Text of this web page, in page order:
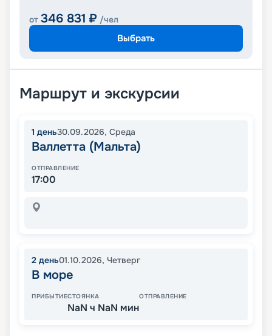
от 346 831 ₽ /чел
Выбрать
Маршрут и экскурсии
1 день30.09.2026, Среда
Валлетта (Мальта)
ОТПРАВЛЕНИЕ
17:00
2 день01.10.2026, Четверг
В море
ПРИБЫТИЕСТОЯНКА
NaN ч NaN мин
ОТПРАВЛЕНИЕ